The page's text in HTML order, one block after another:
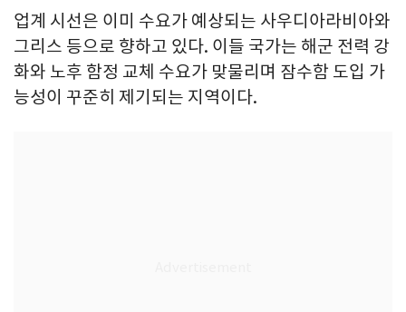
업계 시선은 이미 수요가 예상되는 사우디아라비아와
그리스 등으로 향하고 있다. 이들 국가는 해군 전력 강
화와 노후 함정 교체 수요가 맞물리며 잠수함 도입 가
능성이 꾸준히 제기되는 지역이다.